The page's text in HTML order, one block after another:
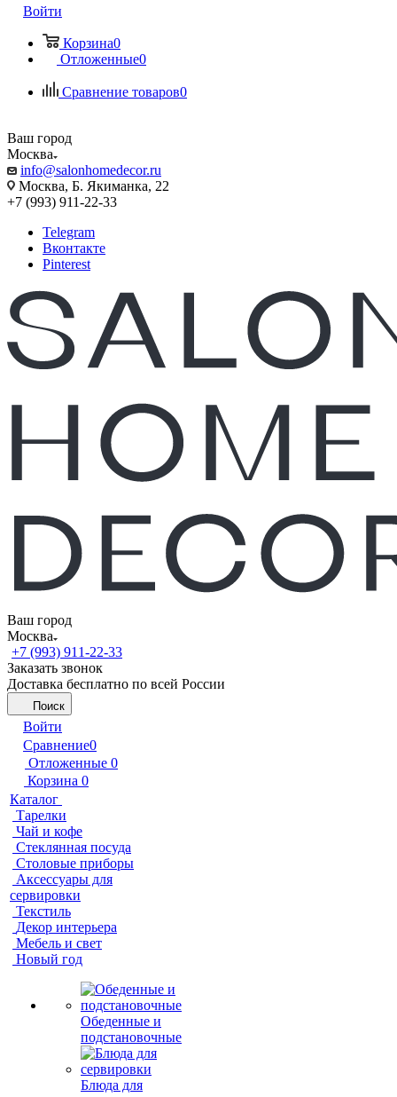
Войти
Корзина0
Отложенные0
Сравнение товаров0
Ваш город
Москва
info@salonhomedecor.ru
Москва, Б. Якиманка, 22
+7 (993) 911-22-33
Telegram
Вконтакте
Pinterest
Ваш город
Москва
+7 (993) 911-22-33
Заказать звонок
Доставка бесплатно по всей России
Поиск
Войти
Сравнение0
Отложенные 0
Корзина 0
Каталог
Тарелки
Чай и кофе
Стеклянная посуда
Столовые приборы
Аксессуары для
сервировки
Текстиль
Декор интерьера
Мебель и свет
Новый год
Обеденные и
подстановочные
Блюда для